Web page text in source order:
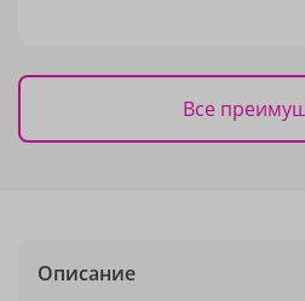
Все
Описание